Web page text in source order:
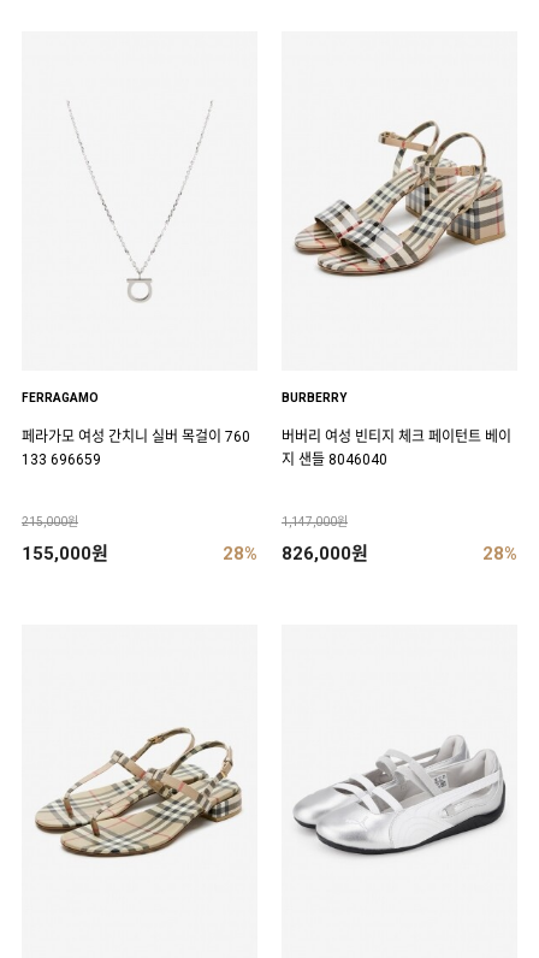
FERRAGAMO
페라가모 여성 간치니 실버 목걸이 760
133 696659
215,000원
155,000원 28%
BURBERRY
버버리 여성 빈티지 체크 페이턴트 베이
지 샌들 8046040
1,147,000원
826,000원 28%